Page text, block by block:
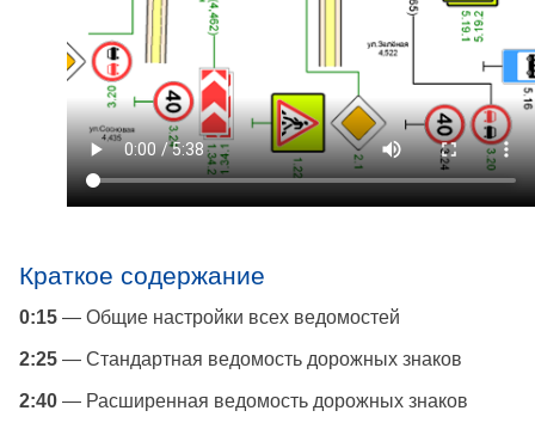
Краткое содержание
0:15 — Общие настройки всех ведомостей
2:25 — Стандартная ведомость дорожных знаков
2:40 — Расширенная ведомость дорожных знаков